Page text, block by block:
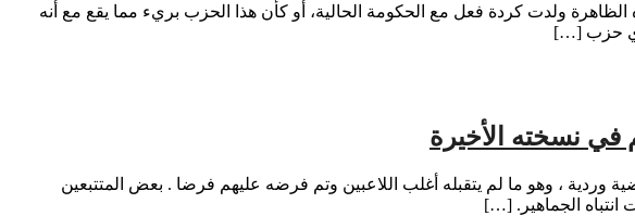
الظاهرة ولدت كردة فعل مع الحكومة الحالية، أو كأن هذا الحزب بريء مما يقع مع أنه
حزب […]
في نسخته الأخيرة
لكرة القدم ، حيث فرضت على الفرق المشاركة في مونديال 2026 ارتداء احذية رياضية وردية ، وهو ما لم يتقبله أغلب اللاعبين وتم فرضه عليهم فرضا . بعض المتتبعين
انتباه الجماهير. […]